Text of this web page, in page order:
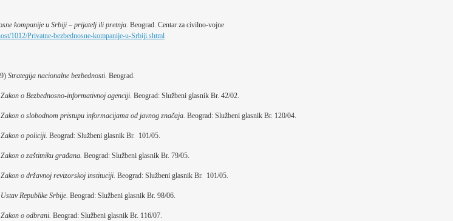
kompanije u Srbiji – prijatelj ili pretnja. Beograd. Centar za civilno-vojne
1012/Privatne-bezbednosne-kompanije-u-Srbiji.shtml
Strategija nacionalne bezbednosti. Beograd.
Zakon o Bezbednosno-informativnoj agenciji. Beograd: Službeni glasnik Br. 42/02.
Zakon o slobodnom pristupu informacijama od javnog značaja. Beograd: Službeni glasnik Br. 120/04.
Zakon o policiji. Beograd: Službeni glasnik Br. 101/05.
Zakon o zaštitniku građana. Beograd: Službeni glasnik Br. 79/05.
Zakon o državnoj revizorskoj instituciji. Beograd: Službeni glasnik Br. 101/05.
Ustav Republike Srbije. Beograd: Službeni glasnik Br. 98/06.
Zakon o odbrani. Beograd: Službeni glasnik Br. 116/07.